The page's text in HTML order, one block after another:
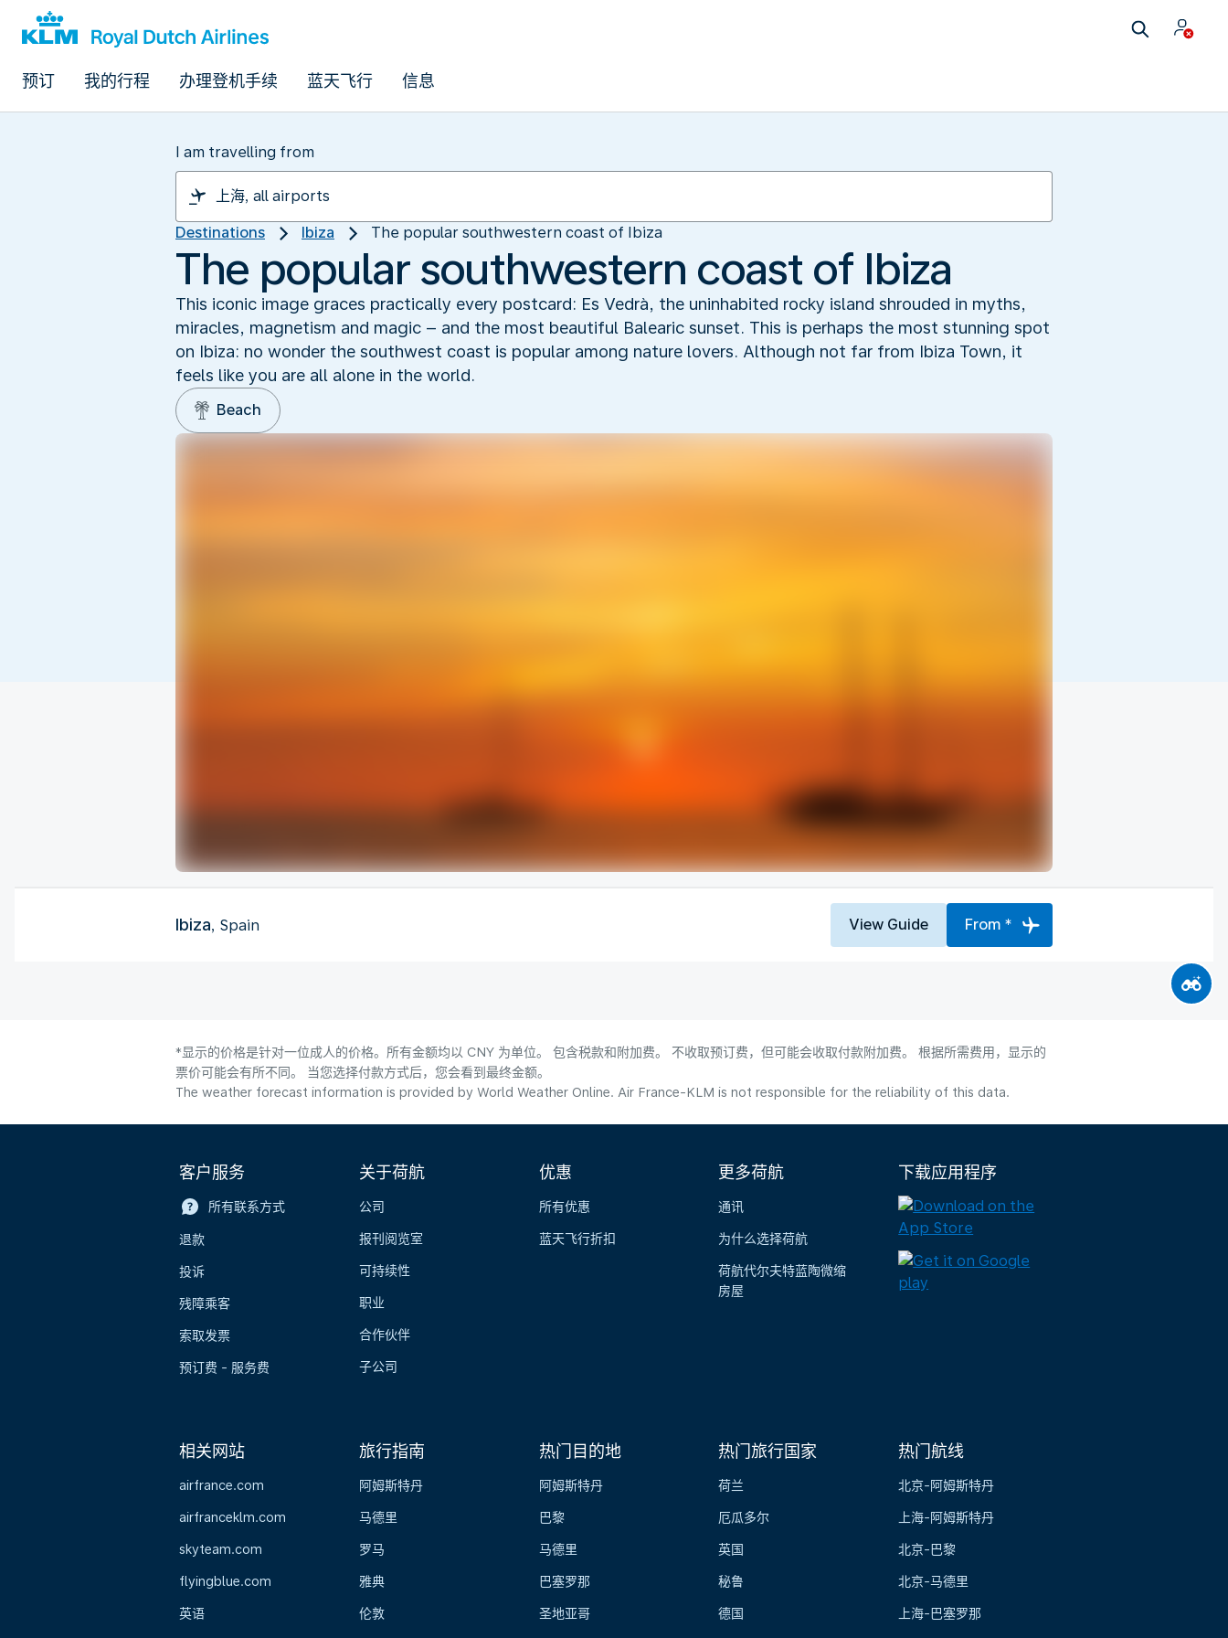
预订 我的行程 办理登机手续 蓝天飞行 信息
I am travelling from
Destinations Ibiza The popular southwestern coast of Ibiza
The popular southwestern coast of Ibiza
This iconic image graces practically every postcard: Es Vedrà, the uninhabited rocky island shrouded in myths,
miracles, magnetism and magic – and the most beautiful Balearic sunset. This is perhaps the most stunning spot
on Ibiza: no wonder the southwest coast is popular among nature lovers. Although not far from Ibiza Town, it
feels like you are all alone in the world.
Beach
Ibiza, Spain View Guide From *
*显示的价格是针对一位成人的价格。所有金额均以 CNY 为单位。 包含税款和附加费。 不收取预订费，但可能会收取付款附加费。 根据所需费用，显示的
票价可能会有所不同。 当您选择付款方式后，您会看到最终金额。
The weather forecast information is provided by World Weather Online. Air France-KLM is not responsible for the reliability of this data.
客户服务
所有联系方式
退款
投诉
残障乘客
索取发票
预订费 - 服务费
关于荷航
公司
报刊阅览室
可持续性
职业
合作伙伴
子公司
优惠
所有优惠
蓝天飞行折扣
更多荷航
通讯
为什么选择荷航
荷航代尔夫特蓝陶微缩
房屋
下载应用程序
相关网站
airfrance.com
airfranceklm.com
skyteam.com
flyingblue.com
英语
旅行指南
阿姆斯特丹
马德里
罗马
雅典
伦敦
热门目的地
阿姆斯特丹
巴黎
马德里
巴塞罗那
圣地亚哥
热门旅行国家
荷兰
厄瓜多尔
英国
秘鲁
德国
热门航线
北京-阿姆斯特丹
上海-阿姆斯特丹
北京-巴黎
北京-马德里
上海-巴塞罗那